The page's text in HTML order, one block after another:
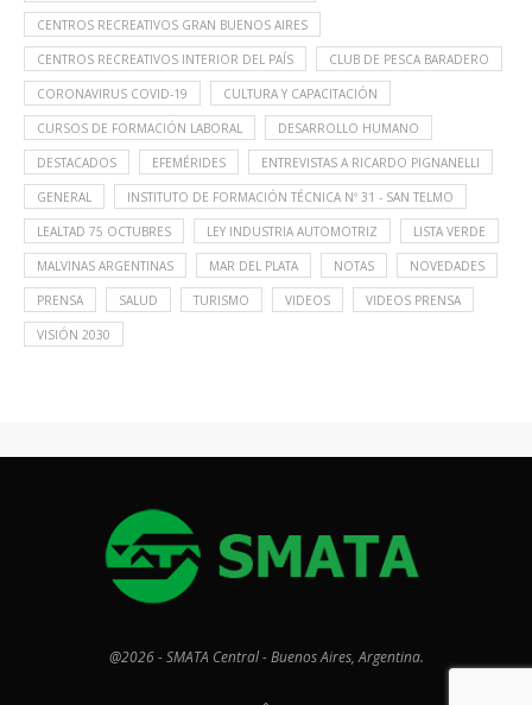
CENTROS RECREATIVOS GRAN BUENOS AIRES
CENTROS RECREATIVOS INTERIOR DEL PAÍS CLUB DE PESCA BARADERO
CORONAVIRUS COVID-19 CULTURA Y CAPACITACIÓN
CURSOS DE FORMACIÓN LABORAL DESARROLLO HUMANO
DESTACADOS EFEMÉRIDES ENTREVISTAS A RICARDO PIGNANELLI
GENERAL INSTITUTO DE FORMACIÓN TÉCNICA Nº 31 - SAN TELMO
LEALTAD 75 OCTUBRES LEY INDUSTRIA AUTOMOTRIZ LISTA VERDE
MALVINAS ARGENTINAS MAR DEL PLATA NOTAS NOVEDADES
PRENSA SALUD TURISMO VIDEOS VIDEOS PRENSA
VISIÓN 2030
@2026 - SMATA Central - Buenos Aires, Argentina.